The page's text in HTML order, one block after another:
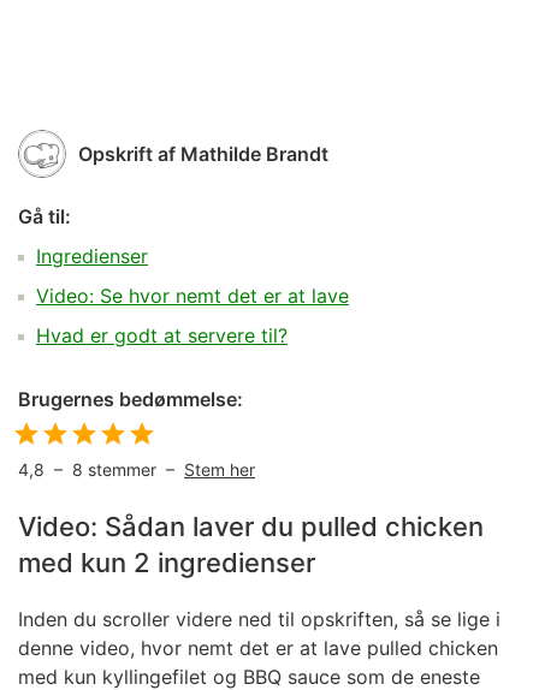
Opskrift af Mathilde Brandt
Gå til:
Ingredienser
Video: Se hvor nemt det er at lave
Hvad er godt at servere til?
Brugernes bedømmelse:
4,8 – 8 stemmer – Stem her
Video: Sådan laver du pulled chicken
med kun 2 ingredienser
Inden du scroller videre ned til opskriften, så se lige i
denne video, hvor nemt det er at lave pulled chicken
med kun kyllingefilet og BBQ sauce som de eneste